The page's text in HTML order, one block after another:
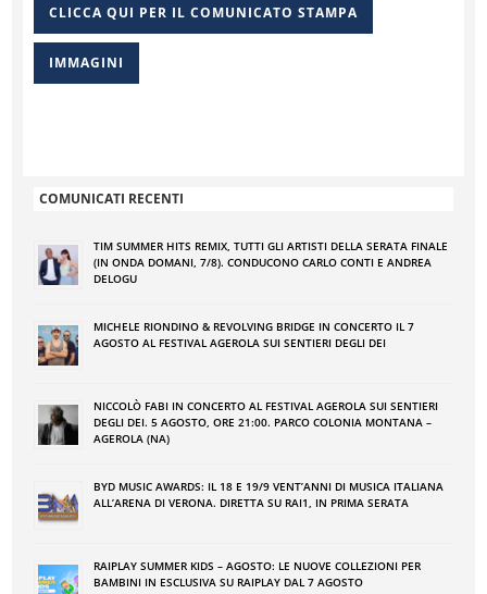
CLICCA QUI PER IL COMUNICATO STAMPA
IMMAGINI
COMUNICATI RECENTI
TIM SUMMER HITS REMIX, TUTTI GLI ARTISTI DELLA SERATA FINALE
(IN ONDA DOMANI, 7/8). CONDUCONO CARLO CONTI E ANDREA
DELOGU
MICHELE RIONDINO & REVOLVING BRIDGE IN CONCERTO IL 7
AGOSTO AL FESTIVAL AGEROLA SUI SENTIERI DEGLI DEI
NICCOLÒ FABI IN CONCERTO AL FESTIVAL AGEROLA SUI SENTIERI
DEGLI DEI. 5 AGOSTO, ORE 21:00. PARCO COLONIA MONTANA –
AGEROLA (NA)
BYD MUSIC AWARDS: IL 18 E 19/9 VENT’ANNI DI MUSICA ITALIANA
ALL’ARENA DI VERONA. DIRETTA SU RAI1, IN PRIMA SERATA
RAIPLAY SUMMER KIDS – AGOSTO: LE NUOVE COLLEZIONI PER
BAMBINI IN ESCLUSIVA SU RAIPLAY DAL 7 AGOSTO